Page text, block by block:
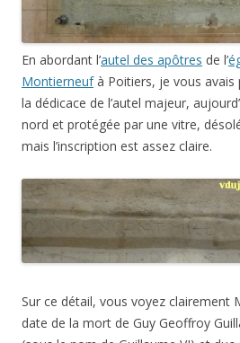
En abordant l’autel des apôtres de l’
Montierneufà Poitiers, je vous
la dédicace de l’autel majeur,
nord et protégée par une vitre,
mais l’inscription est assez claire.
Sur ce détail, vous voyez clairement
date de la mort de Guy Geoffroy